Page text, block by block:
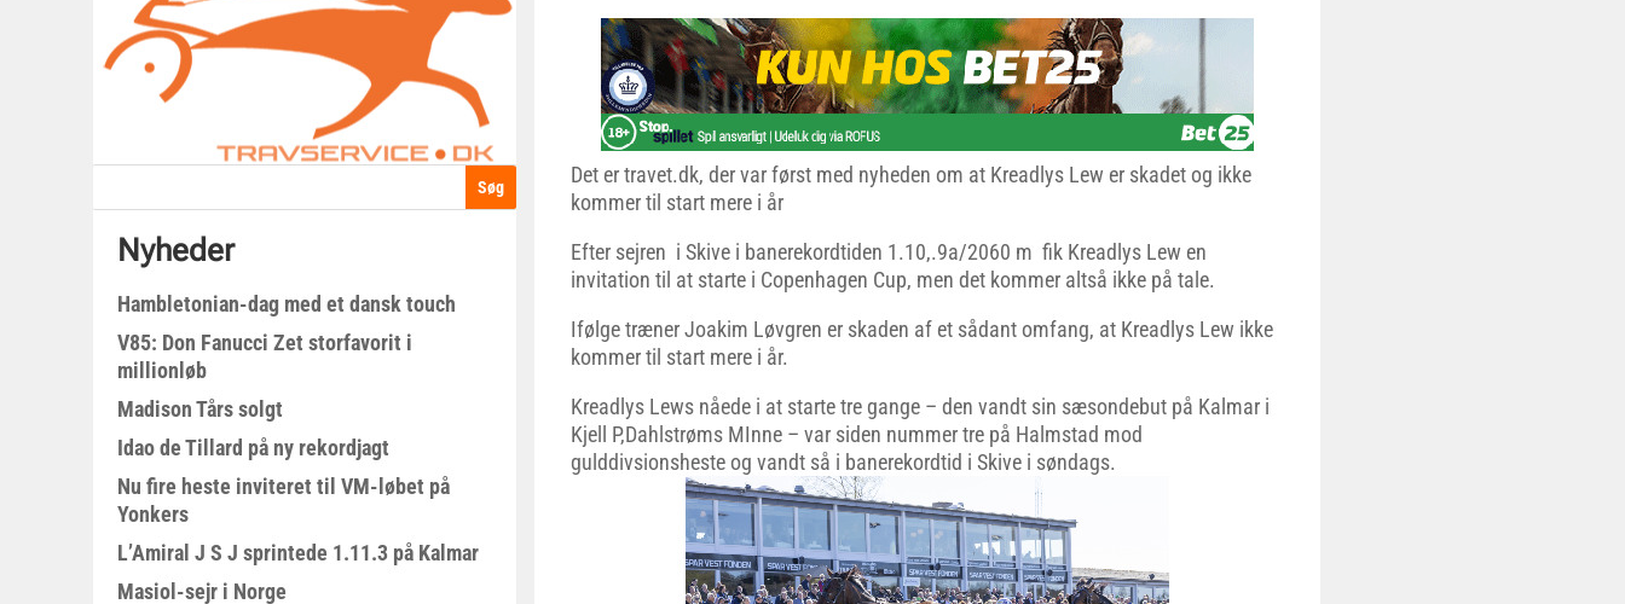
Nyheder
Hambletonian-dag med et dansk touch
V85: Don Fanucci Zet storfavorit i
millionløb
Madison Tårs solgt
Idao de Tillard på ny rekordjagt
Nu fire heste inviteret til VM-løbet på
Yonkers
L’Amiral J S J sprintede 1.11.3 på Kalmar
Masiol-sejr i Norge
Det er travet.dk, der var først med nyheden om at Kreadlys Lew er skadet og ikke
kommer til start mere i år
Efter sejren i Skive i banerekordtiden 1.10,.9a/2060 m fik Kreadlys Lew en
invitation til at starte i Copenhagen Cup, men det kommer altså ikke på tale.
Ifølge træner Joakim Løvgren er skaden af et sådant omfang, at Kreadlys Lew ikke
kommer til start mere i år.
Kreadlys Lews nåede i at starte tre gange – den vandt sin sæsondebut på Kalmar i
Kjell P,Dahlstrøms MInne – var siden nummer tre på Halmstad mod
gulddivsionsheste og vandt så i banerekordtid i Skive i søndags.